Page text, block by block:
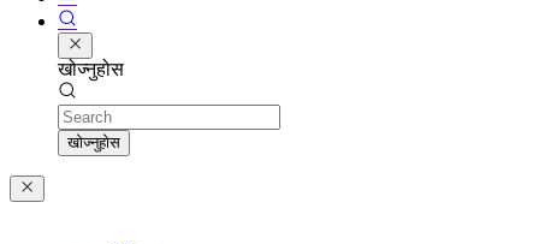
खोज्नुहोस
Search
खोज्नुहोस